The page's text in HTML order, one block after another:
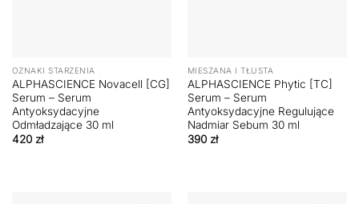
OZNAKI STARZENIA
ALPHASCIENCE Novacell [CG]
Serum – Serum
Antyoksydacyjne
Odmładzające 30 ml
420 zł
MIESZANA I TŁUSTA
ALPHASCIENCE Phytic [TC]
Serum – Serum
Antyoksydacyjne Regulujące
Nadmiar Sebum 30 ml
390 zł